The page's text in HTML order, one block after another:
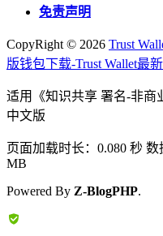
免责声明
CopyRight © 2026 Trust
版钱包下载-Trust Wallet最
适用《知识共享 署名-非商
中文版
页面加载时长：0.080 秒
MB
Powered By Z-BlogPHP.